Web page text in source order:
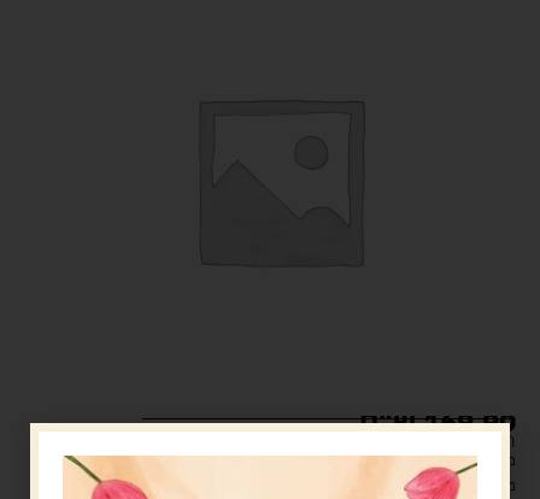
169.90ש"ח
המלאי אזל
מעל 329 ש"ח, משלוח עם שליח עד הבית חינם! – 0 ₪
משלוח עם שליח עד הבית: 29 ש"ח